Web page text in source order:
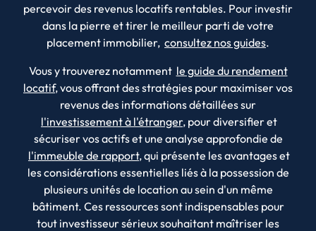
percevoir des revenus locatifs rentables. Pour investir
dans la pierre et tirer le meilleur parti de votre
placement immobilier, consultez nos guides.
Vous y trouverez notamment le guide du rendement
locatif, vous offrant des stratégies pour maximiser vos
revenus des informations détaillées sur
l'investissement à l'étranger, pour diversifier et
sécuriser vos actifs et une analyse approfondie de
l'immeuble de rapport, qui présente les avantages et
les considérations essentielles liés à la possession de
plusieurs unités de location au sein d'un même
bâtiment. Ces ressources sont indispensables pour
tout investisseur sérieux souhaitant maîtriser les